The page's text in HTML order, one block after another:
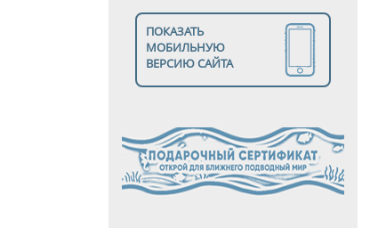
ПОКАЗАТЬ
МОБИЛЬНУЮ
ВЕРСИЮ САЙТА